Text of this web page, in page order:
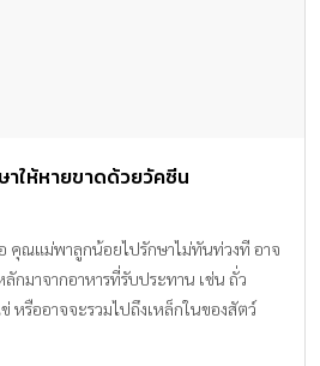
ให้หายขาดด้วยวัคซีน
คุณแม่พาลูกน้อยไปรักษาไม่ทันท่วงที อาจ
กมาจากอาหารที่รับประทาน เช่น ถั่ว
หรืออาจจะรวมไปถึงเหล็กในของสัตว์